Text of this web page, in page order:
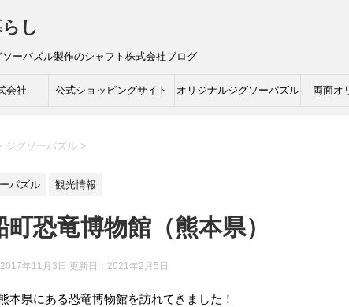
し
ーパズル製作のシャフト株式会社ブログ
会社 公式ショッピングサイト オリジナルジグソーパズル 両面オ
ジグソーパズル >
パズル 観光情報
町恐竜博物館（熊本県）
年11月3日 更新日： 2021年2月5日
本県にある恐竜博物館を訪れてきました！